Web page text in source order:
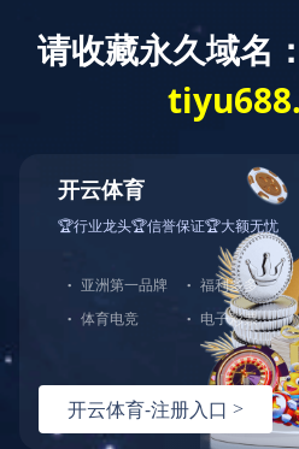
产品中心/ PRODUCT